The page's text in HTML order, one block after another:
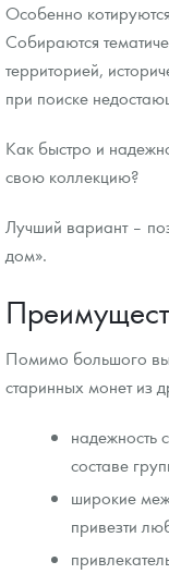
Особенно
Собираются
территорией,
при поиске
Как быстро и
свою коллекцию?
Лучший вариант –
дом».
Помимо большого
старинных монет из
надежность
составе
широкие
привезти